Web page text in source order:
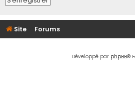
Site Forums
Développé par phpBB®